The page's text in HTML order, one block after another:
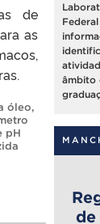
de
as
óleo,
pH
âmbito